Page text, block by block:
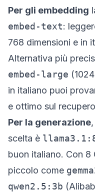
Per gli embedding
embed-text:
768 dimensioni e in
Alternativa più
embed-large
in italiano puoi
e ottimo sul
Per la generazione
scelta è
buon italiano. Con 8
piccolo come
qwen2.5:3b